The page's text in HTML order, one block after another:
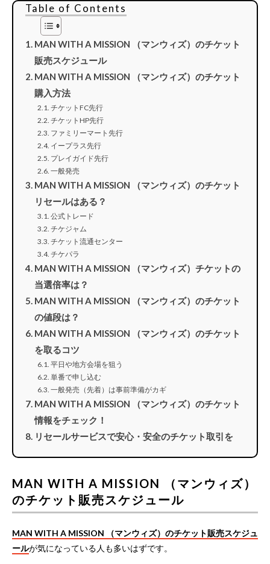
Table of Contents
MAN WITH A MISSION （マンウィズ）のチケット
販売スケジュール
MAN WITH A MISSION （マンウィズ）のチケット
購入方法
チケットFC先行
チケットHP先行
ファミリーマート先行
イープラス先行
プレイガイド先行
一般発売
MAN WITH A MISSION （マンウィズ）のチケット
リセールはある？
公式トレード
チケジャム
チケット流通センター
チケパラ
MAN WITH A MISSION （マンウィズ）チケットの
当選倍率は？
MAN WITH A MISSION （マンウィズ）のチケット
の値段は？
MAN WITH A MISSION （マンウィズ）のチケット
を取るコツ
平日や地方会場を狙う
単番で申し込む
一般発売（先着）は事前準備がカギ
MAN WITH A MISSION （マンウィズ）のチケット
情報をチェック！
リセールサービスで安心・安全のチケット取引を
MAN WITH A MISSION （マンウィズ）
のチケット販売スケジュール
MAN WITH A MISSION （マンウィズ）のチケット販売スケジュ
ールが気になっている人も多いはずです。